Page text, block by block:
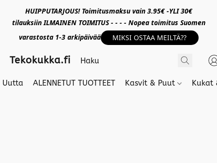
HUIPPUTARJOUS! Toimitusmaksu vain 3.95€ -YLI 30€
tilauksiin ILMAINEN TOIMITUS - - - - Nopea toimitus Suomen
varastosta 1-3 arkipäivää
MIKSI OSTAA MEILTÄ??
Tekokukka.fi
Uutta ALENNETUT TUOTTEET Kasvit & Puut Kukat